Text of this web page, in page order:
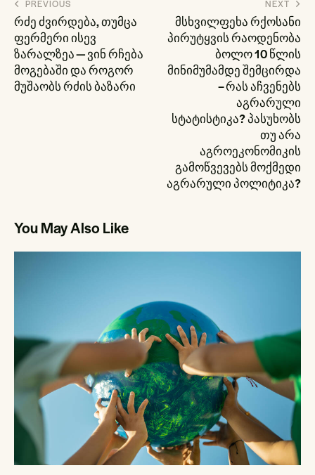
პოსტის
ნავიგაცია
PREVIOUS
რძე ძვირდება, თუმცა
ფერმერი ისევ
ზარალზეა — ვინ რჩება
მოგებაში და როგორ
მუშაობს რძის ბაზარი
NEXT
მსხვილფეხა რქოსანი
პირუტყვის რაოდენობა
ბოლო 10 წლის
მინიმუმამდე შემცირდა
– რას აჩვენებს
აგრარული
სტატისტიკა? პასუხობს
თუ არა
აგროეკონომიკის
გამოწვევებს მოქმედი
აგრარული პოლიტიკა?
You May Also Like